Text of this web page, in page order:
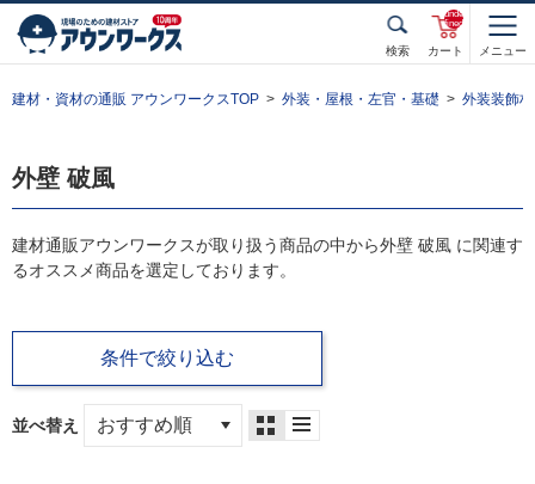
検索 カート
unde
fined
メニュー
建材・資材の通販 アウンワークスTOP 外装・屋根・左官・基礎 外装装飾
外壁 破風
建材通販アウンワークスが取り扱う商品の中から外壁 破風 に関連す
るオススメ商品を選定しております。
条件で絞り込む
並べ替え